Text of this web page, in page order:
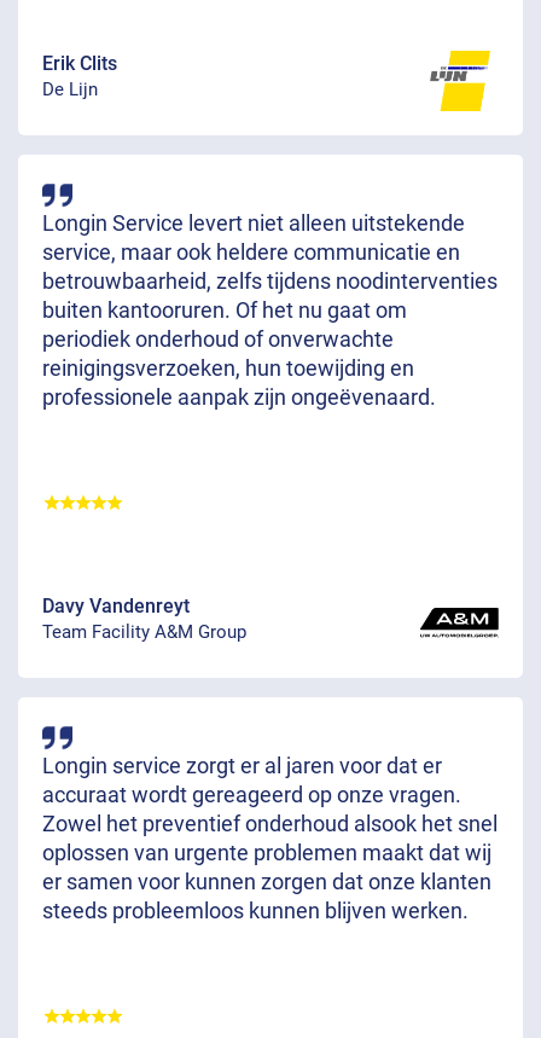
Erik Clits
De Lijn
Longin Service levert niet alleen uitstekende
service, maar ook heldere communicatie en
betrouwbaarheid, zelfs tijdens noodinterventies
buiten kantooruren. Of het nu gaat om
periodiek onderhoud of onverwachte
reinigingsverzoeken, hun toewijding en
professionele aanpak zijn ongeëvenaard.
Davy Vandenreyt
Team Facility A&M Group
Longin service zorgt er al jaren voor dat er
accuraat wordt gereageerd op onze vragen.
Zowel het preventief onderhoud alsook het snel
oplossen van urgente problemen maakt dat wij
er samen voor kunnen zorgen dat onze klanten
steeds probleemloos kunnen blijven werken.